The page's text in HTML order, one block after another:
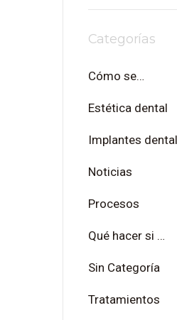
Categorías
Cómo se…
Estética dental
Implantes
Noticias
Procesos
Qué hacer si …
Sin Categoría
Tratamientos